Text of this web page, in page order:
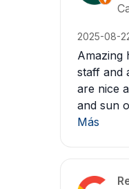
2025-08-
Amazing
staff and
are nice
and sun
Más